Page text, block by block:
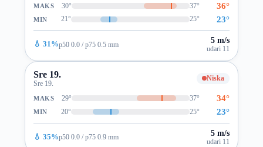
MAKS 30° 37° 36°
MIN 21° 25° 23°
💧 31%p50 0.0 / p75 0.5 mm 5 m/s
udari 11
Sre 19.
Sre 19.
Niska
MAKS 29° 37° 34°
MIN 20° 25° 23°
💧 35%p50 0.0 / p75 0.9 mm 5 m/s
udari 11